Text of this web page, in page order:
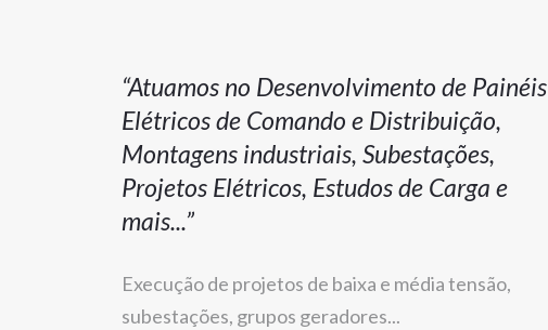
“Atuamos no Desenvolvimento de Painéis
Elétricos de Comando e Distribuição,
Montagens industriais, Subestações,
Projetos Elétricos, Estudos de Carga e
mais...”
Execução de projetos de baixa e média tensão,
subestações, grupos geradores...